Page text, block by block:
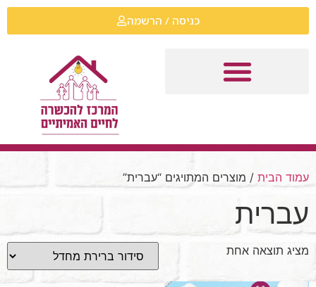
כניסה / הרשמה
עמוד הבית / מוצרים המתויגים “עברית”
עברית
מציג תוצאה אחת